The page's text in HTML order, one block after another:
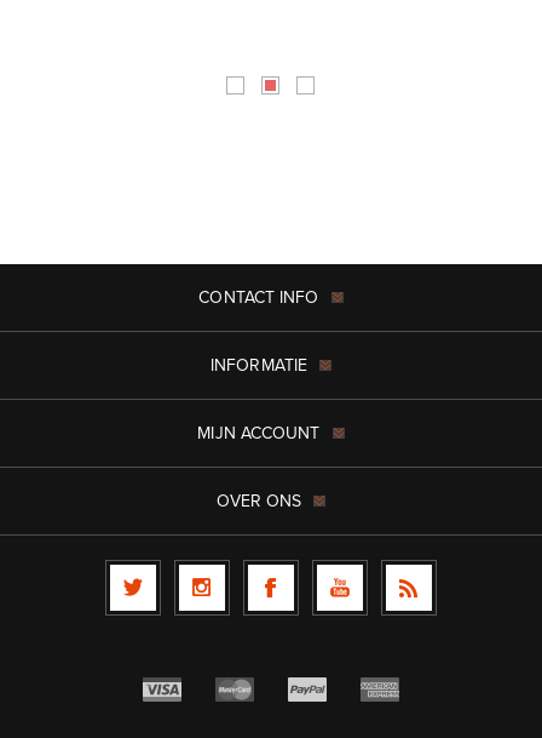
CONTACT INFO
INFORMATIE
MIJN ACCOUNT
OVER ONS